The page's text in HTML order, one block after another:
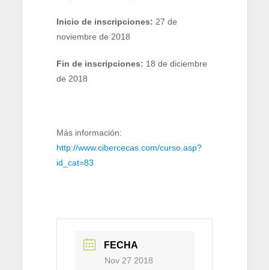
Inicio de inscripciones: 27 de
noviembre de 2018
Fin de inscripciones: 18 de diciembre
de 2018
Más información:
http://www.cibercecas.com/curso.asp?
id_cat=83
FECHA
Nov 27 2018